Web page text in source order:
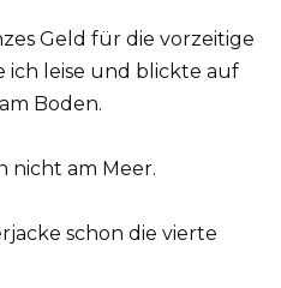
Geld für die vorzeitige
ich leise und blickte auf
Boden.
nicht am Meer.
schon die vierte